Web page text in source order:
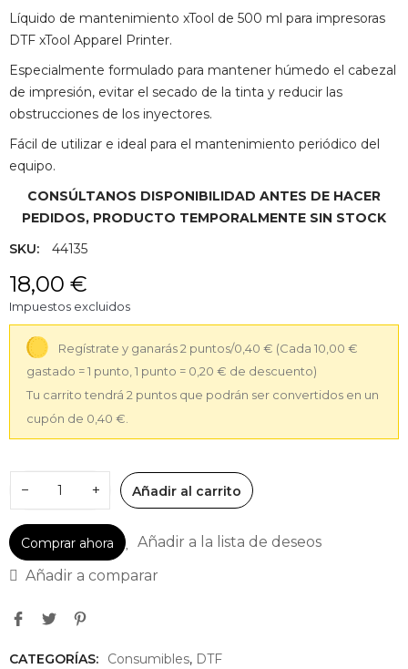
Líquido de mantenimiento xTool de 500 ml para impresoras
DTF xTool Apparel Printer.
Especialmente formulado para mantener húmedo el cabezal
de impresión, evitar el secado de la tinta y reducir las
obstrucciones de los inyectores.
Fácil de utilizar e ideal para el mantenimiento periódico del
equipo.
CONSÚLTANOS DISPONIBILIDAD ANTES DE HACER
PEDIDOS, PRODUCTO TEMPORALMENTE SIN STOCK
SKU:
44135
18,00 €
Impuestos excluidos
Regístrate y ganarás 2 puntos/0,40 € (Cada 10,00 €
gastado = 1 punto, 1 punto = 0,20 € de descuento)
Tu carrito tendrá 2 puntos que podrán ser convertidos en un
cupón de 0,40 €.
− + Añadir al carrito
Comprar ahora
Añadir a la lista de deseos
Añadir a comparar
CATEGORÍAS: Consumibles, DTF